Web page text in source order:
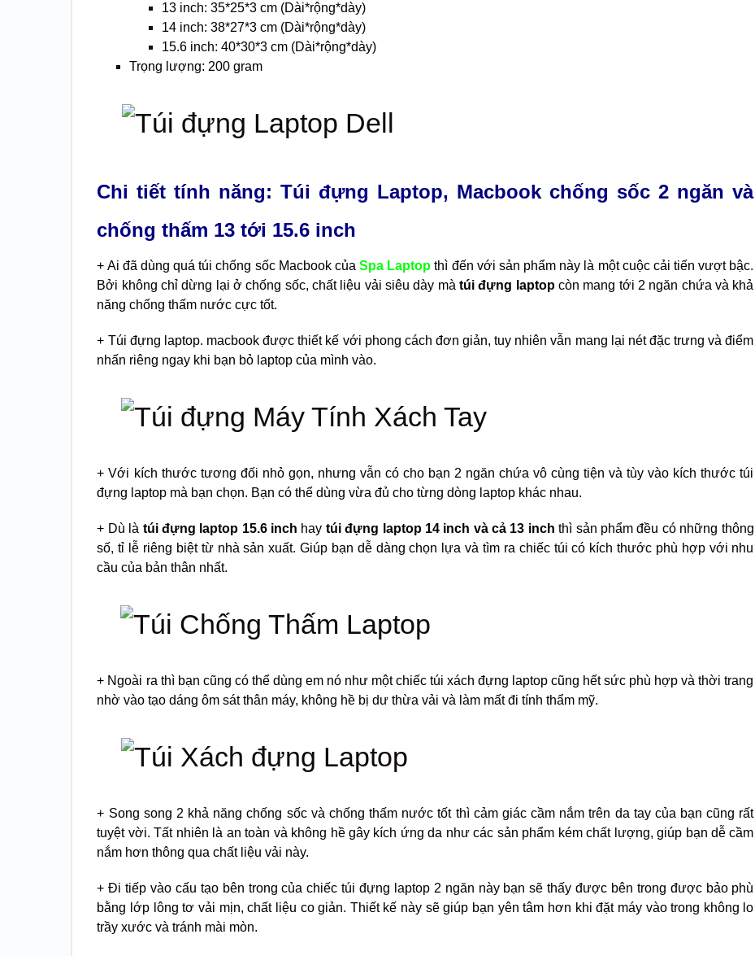
13 inch: 35*25*3 cm (Dài*rộng*dày)
14 inch: 38*27*3 cm (Dài*rộng*dày)
15.6 inch: 40*30*3 cm (Dài*rộng*dày)
Trọng lượng: 200 gram
Chi tiết tính năng: Túi đựng Laptop, Macbook chống sốc 2 ngăn và
chống thấm 13 tới 15.6 inch
+ Ai đã dùng quá túi chống sốc Macbook củaSpa Laptop thì đến với sản phẩm này là một cuộc cải tiến vượt bậc.
Bởi không chỉ dừng lại ở chống sốc, chất liệu vải siêu dày màtúi đựng laptopcòn mang tới 2 ngăn chứa và khả
năng chống thấm nước cực tốt.
+ Túi đựng laptop. macbook được thiết kế với phong cách đơn giản, tuy nhiên vẫn mang lại nét đặc trưng và điểm
nhấn riêng ngay khi bạn bỏ laptop của mình vào.
+ Với kích thước tương đối nhỏ gọn, nhưng vẫn có cho bạn 2 ngăn chứa vô cùng tiện và tùy vào kích thước túi
đựng laptop mà bạn chọn. Bạn có thể dùng vừa đủ cho từng dòng laptop khác nhau.
+ Dù là túi đựng laptop 15.6 inch hay túi đựng laptop 14 inch và cả 13 inch thì sản phẩm đều có những thông
số, tỉ lễ riêng biệt từ nhà sản xuất. Giúp bạn dễ dàng chọn lựa và tìm ra chiếc túi có kích thước phù hợp với nhu
cầu của bản thân nhất.
+ Ngoài ra thì bạn cũng có thể dùng em nó như một chiếc túi xách đựng laptop cũng hết sức phù hợp và thời trang
nhờ vào tạo dáng ôm sát thân máy, không hề bị dư thừa vải và làm mất đi tính thẩm mỹ.
+ Song song 2 khả năng chống sốc và chống thấm nước tốt thì cảm giác cầm nắm trên da tay của bạn cũng rất
tuyệt vời. Tất nhiên là an toàn và không hề gây kích ứng da như các sản phẩm kém chất lượng, giúp bạn dễ cầm
nắm hơn thông qua chất liệu vải này.
+ Đi tiếp vào cấu tạo bên trong của chiếc túi đựng laptop 2 ngăn này bạn sẽ thấy được bên trong được bảo phù
bằng lớp lông tơ vải mịn, chất liệu co giản. Thiết kế này sẽ giúp bạn yên tâm hơn khi đặt máy vào trong không lo
trầy xước và tránh mài mòn.